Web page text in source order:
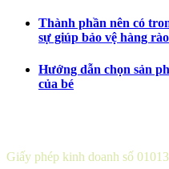
Thành phần nên có
sự giúp bảo vệ hàng
Hướng dẫn chọn sản
của bé
Giấy phép kinh doanh số